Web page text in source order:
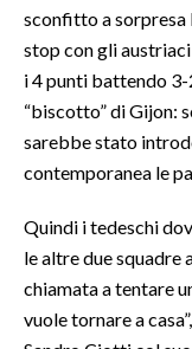
sconfitto a sorpresa
stop con gli
i 4 punti battendo
“biscotto” di Gijon:
sarebbe stato
contemporanea le
Quindi i tedeschi
le altre due squadre
chiamata a tentare
vuole tornare a